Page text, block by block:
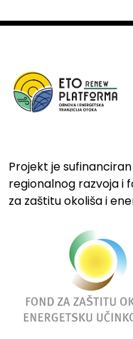
Projekt je
regionalnog razvoja i
za zaštitu okoliša i